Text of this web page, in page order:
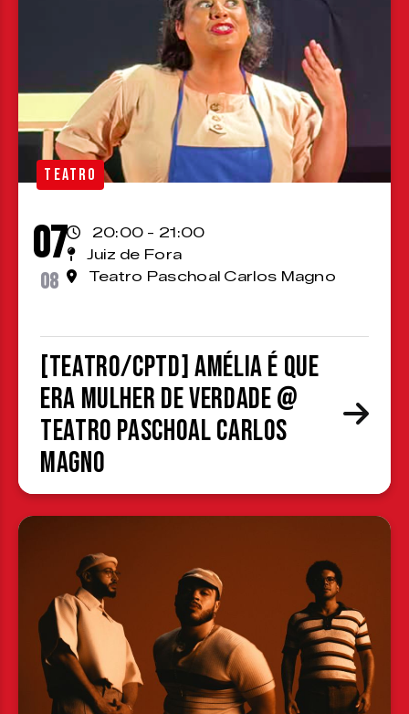
TEATRO
07
08
20:00 - 21:00
Juiz de Fora
Teatro Paschoal Carlos Magno
[TEATRO/CPTD] Amélia é que
era mulher de verdade @
Teatro Paschoal Carlos
Magno